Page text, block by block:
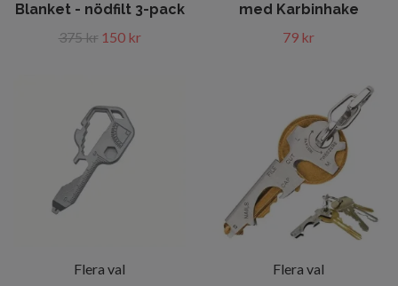
Blanket - nödfilt 3-pack
375 kr 150 kr
med Karbinhake
79 kr
Flera val
Flera val